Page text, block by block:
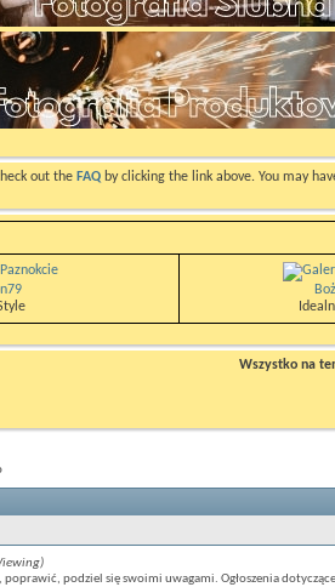
out the FAQ by clicking the link above. You may
Wszystko na
poprawić, podziel się swoimi uwagami. Ogłoszenia